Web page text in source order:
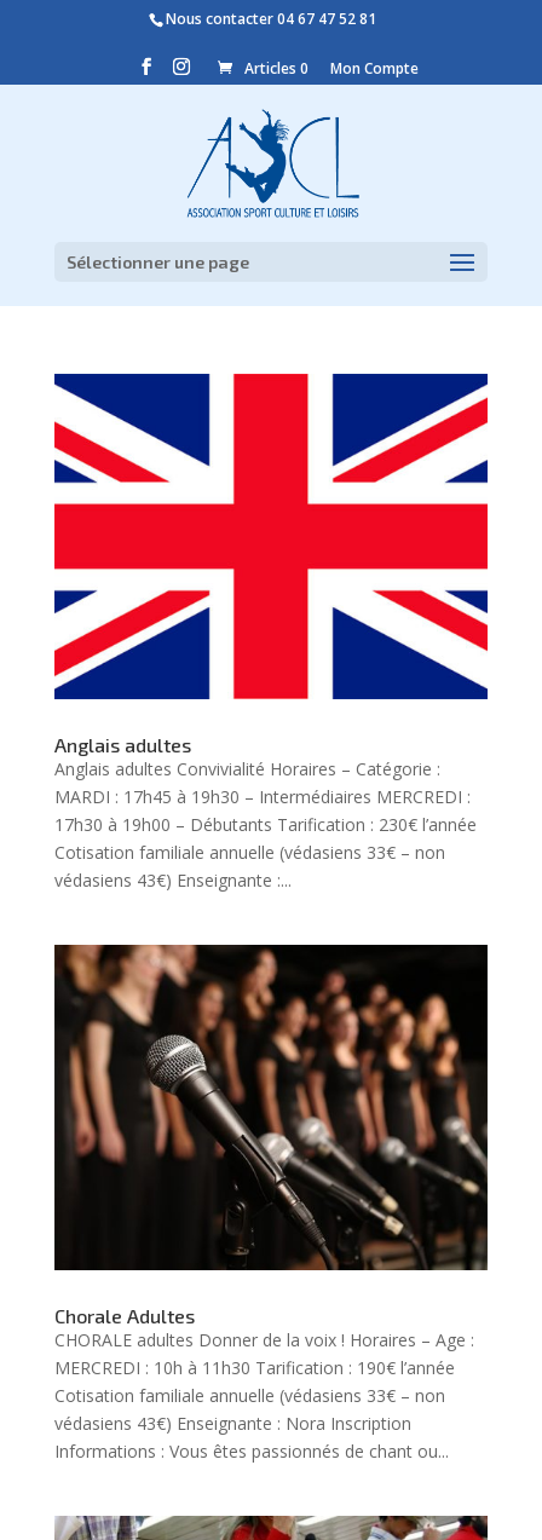
Nous contacter04 67 47 52 81
Articles 0 Mon Compte
Sélectionner une page
Anglais adultes
Anglais adultes Convivialité Horaires – Catégorie :
MARDI : 17h45 à 19h30 – Intermédiaires MERCREDI :
17h30 à 19h00 – Débutants Tarification : 230€ l’année
Cotisation familiale annuelle (védasiens 33€ – non
védasiens 43€) Enseignante :...
Chorale Adultes
CHORALE adultes Donner de la voix ! Horaires – Age :
MERCREDI : 10h à 11h30 Tarification : 190€ l’année
Cotisation familiale annuelle (védasiens 33€ – non
védasiens 43€) Enseignante : Nora Inscription
Informations : Vous êtes passionnés de chant ou...